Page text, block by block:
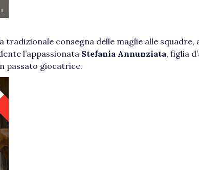
tradizionale consegna delle maglie alle squadre,
l’appassionata Stefania Annunziata, figlia
passato giocatrice.